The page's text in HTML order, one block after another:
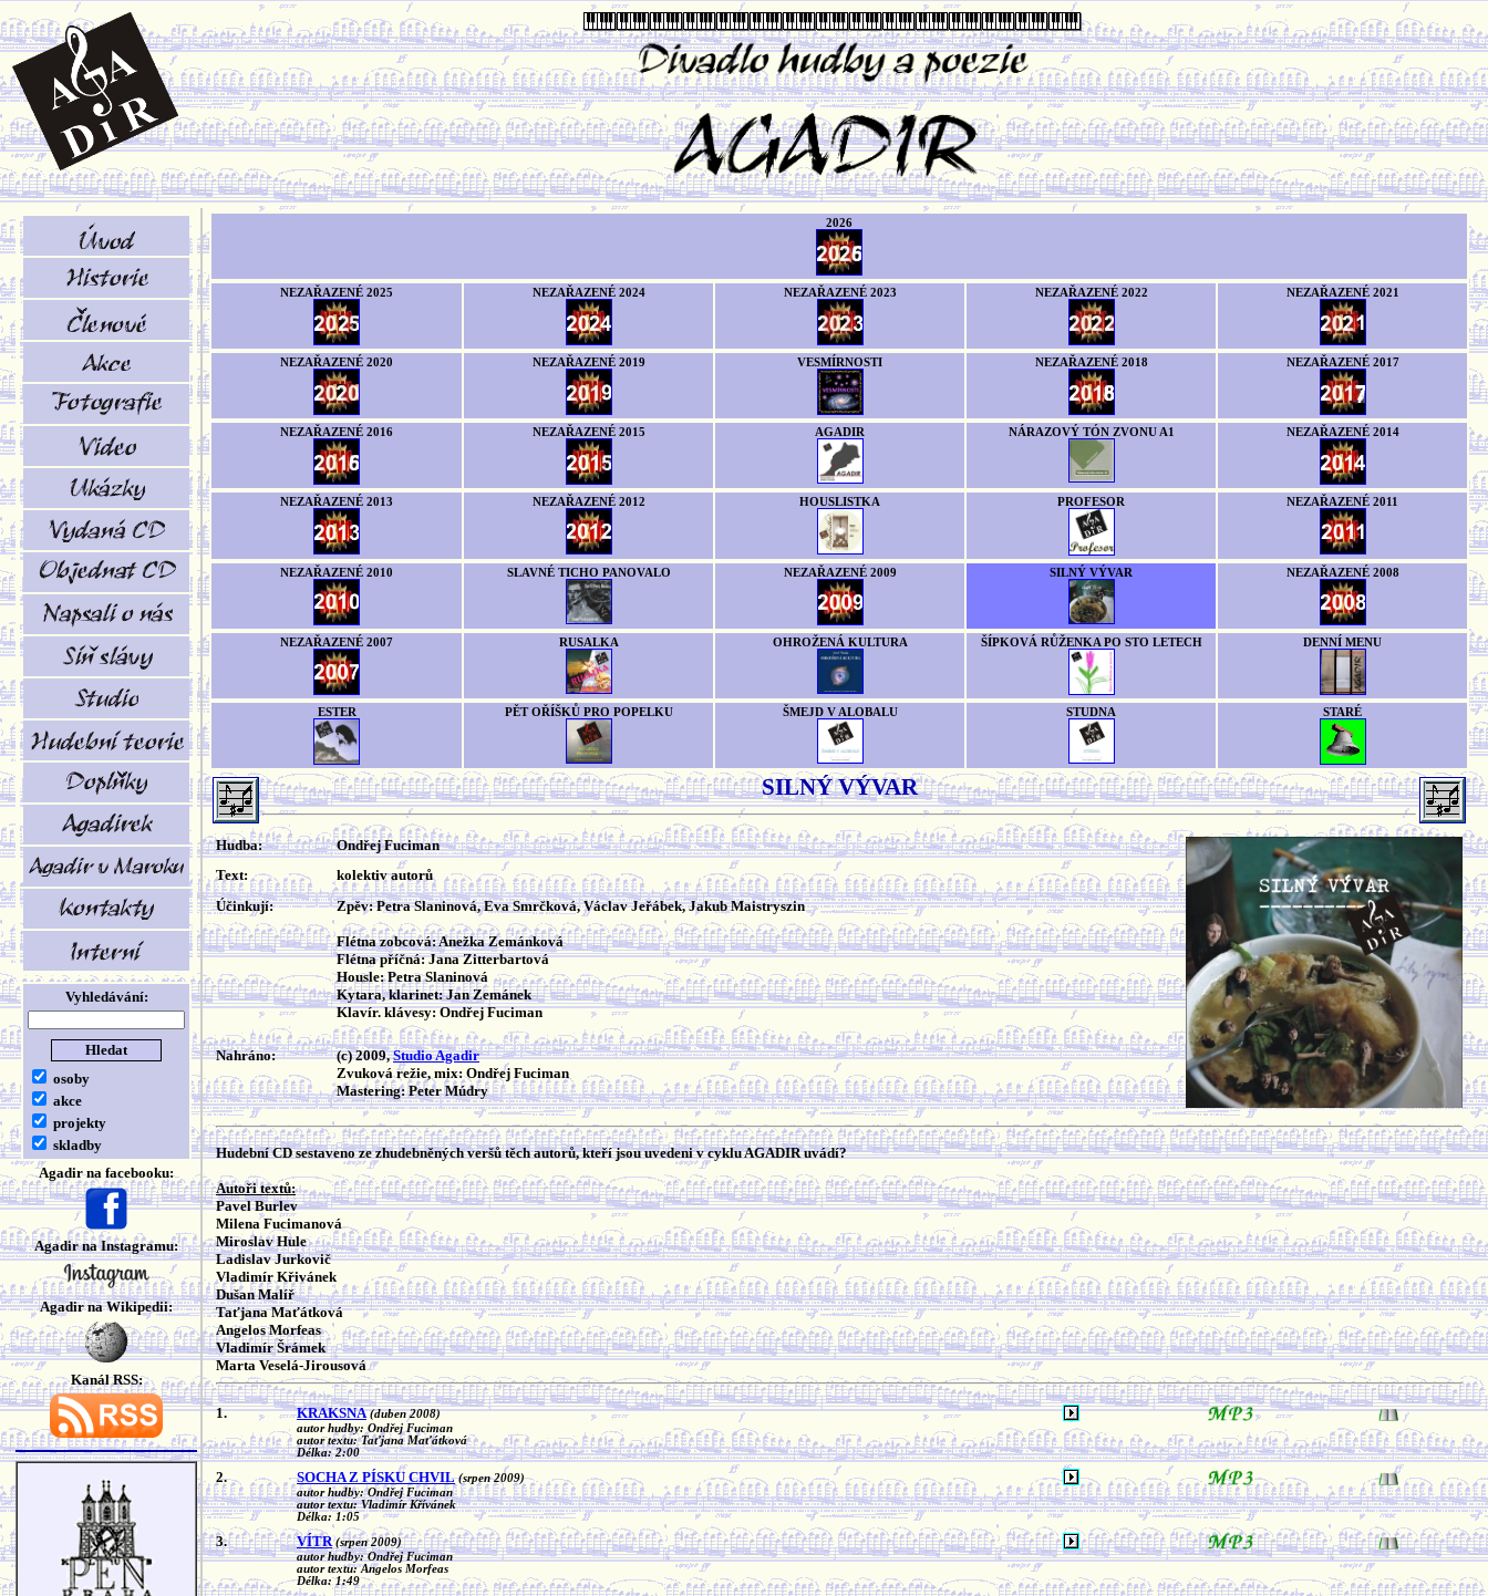
Vyhledávání:
osoby
akce
projekty
skladby
Agadir na facebooku:
Agadir na Instagramu:
Agadir na Wikipedii:
Kanál RSS:
2026
NEZAŘAZENÉ 2025 NEZAŘAZENÉ 2024 NEZAŘAZENÉ 2023 NEZAŘAZENÉ 2022 NEZAŘAZENÉ 2021
NEZAŘAZENÉ 2020 NEZAŘAZENÉ 2019 VESMÍRNOSTI NEZAŘAZENÉ 2018 NEZAŘAZENÉ 2017
NEZAŘAZENÉ 2016 NEZAŘAZENÉ 2015 AGADIR NÁRAZOVÝ TÓN ZVONU A1 NEZAŘAZENÉ 2014
NEZAŘAZENÉ 2013 NEZAŘAZENÉ 2012 HOUSLISTKA PROFESOR NEZAŘAZENÉ 2011
NEZAŘAZENÉ 2010 SLAVNÉ TICHO PANOVALO NEZAŘAZENÉ 2009 SILNÝ VÝVAR NEZAŘAZENÉ 2008
NEZAŘAZENÉ 2007 RUSALKA OHROŽENÁ KULTURA ŠÍPKOVÁ RŮŽENKA PO STO LETECH DENNÍ MENU
ESTER PĚT OŘÍŠKŮ PRO POPELKU ŠMEJD V ALOBALU STUDNA STARÉ
SILNÝ VÝVAR
Hudba:
Ondřej Fuciman
Text:
kolektiv autorů
Účinkují:
Zpěv: Petra Slaninová, Eva Smrčková, Václav Jeřábek, Jakub Maistryszin
Flétna zobcová: Anežka Zemánková
Flétna příčná: Jana Zitterbartová
Housle: Petra Slaninová
Kytara, klarinet: Jan Zemánek
Klavír. klávesy: Ondřej Fuciman
Nahráno: (c) 2009,Studio Agadir
Zvuková režie, mix: Ondřej Fuciman
Mastering: Peter Múdry
Hudební CD sestaveno ze zhudebněných veršů těch autorů, kteří jsou uvedeni v cyklu AGADIR uvádí?
Autoři textů:
Pavel Burlev
Milena Fucimanová
Miroslav Hule
Ladislav Jurkovič
Vladimír Křivánek
Dušan Malíř
Taťjana Maťátková
Angelos Morfeas
Vladimír Šrámek
Marta Veselá-Jirousová
1. KRAKSNA (duben 2008)
autor hudby: Ondřej Fuciman
autor textu: Taťjana Maťátková
Délka: 2:00
2. SOCHA Z PÍSKU CHVIL (srpen 2009)
autor hudby: Ondřej Fuciman
autor textu: Vladimír Křívánek
Délka: 1:05
3. VÍTR (srpen 2009)
autor hudby: Ondřej Fuciman
autor textu: Angelos Morfeas
Délka: 1:49